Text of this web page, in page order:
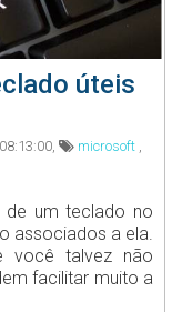
úteis
microsoft ,
de um teclado no
associados a ela.
você talvez não
facilitar muito a